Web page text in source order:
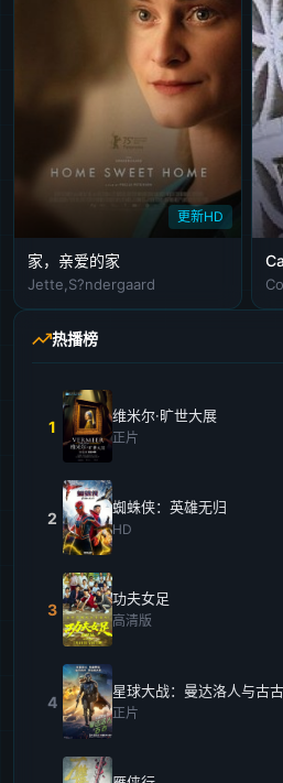
更新HD
家，亲爱的家
Jette,S?ndergaard
热播榜
1
维米尔·旷世大展
正片
2
蜘蛛侠：英雄无归
HD
3
功夫女足
高清版
4
星球大战：曼达洛人与古古
正片